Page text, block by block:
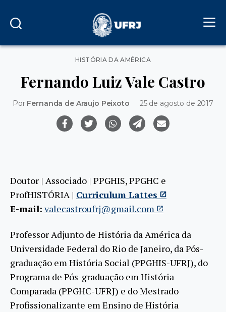
Categorias
HISTÓRIA DA AMÉRICA
Fernando Luiz Vale Castro
Por Fernanda de Araujo Peixoto 25 de agosto de 2017
Doutor | Associado | PPGHIS, PPGHC e
ProfHISTÓRIA | Curriculum Lattes
E-mail: valecastroufrj@gmail.com
Professor Adjunto de História da América da
Universidade Federal do Rio de Janeiro, da Pós-
graduação em História Social (PPGHIS-UFRJ), do
Programa de Pós-graduação em História
Comparada (PPGHC-UFRJ) e do Mestrado
Profissionalizante em Ensino de História